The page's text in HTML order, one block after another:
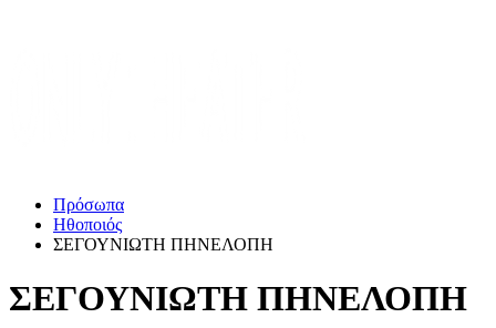
Πρόσωπα
Ηθοποιός
ΣΕΓΟΥΝΙΩΤΗ ΠΗΝΕΛΟΠΗ
ΣΕΓΟΥΝΙΩΤΗ ΠΗΝΕΛΟΠΗ